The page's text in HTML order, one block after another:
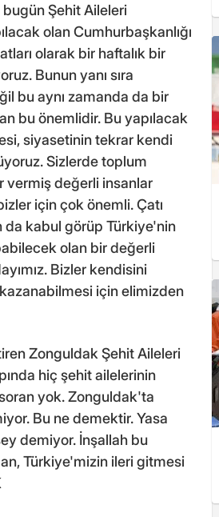
bugün Şehit Aileleri
olan Cumhurbaşkanlığı
olarak bir haftalık bir
Bunun yanı sıra
bu aynı zamanda da bir
bu önemlidir. Bu yapılacak
siyasetinin tekrar kendi
Sizlerde toplum
vermiş değerli insanlar
için çok önemli. Çatı
da kabul görüp Türkiye'nin
olan bir değerli
Bizler kendisini
için elimizden
Zonguldak Şehit Aileleri
hiç şehit ailelerinin
yok. Zonguldak'ta
Bu ne demektir. Yasa
demiyor. İnşallah bu
Türkiye'mizin ileri gitmesi